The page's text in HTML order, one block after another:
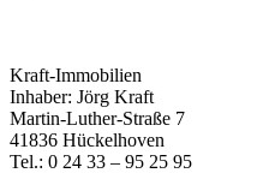
Kraft-Immobilien
Inhaber: Jörg Kraft
Martin-Luther-Straße 7
41836 Hückelhoven
Tel.: 0 24 33 – 95 25 95